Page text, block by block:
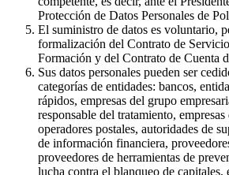
Protección de Datos Personales de
El suministro de datos es voluntario,
formalización del Contrato de
Formación y del Contrato de Cuenta
Sus datos personales pueden ser
categorías de entidades: bancos,
rápidos, empresas del grupo
responsable del tratamiento, empresas
operadores postales, autoridades de
de información financiera,
proveedores de herramientas de
lucha contra el blanqueo de capitales,